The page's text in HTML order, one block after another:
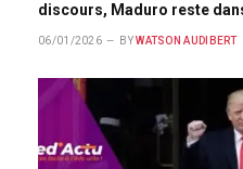
discours, Maduro reste
06/01/2026 BY WATSON AUDIBERT